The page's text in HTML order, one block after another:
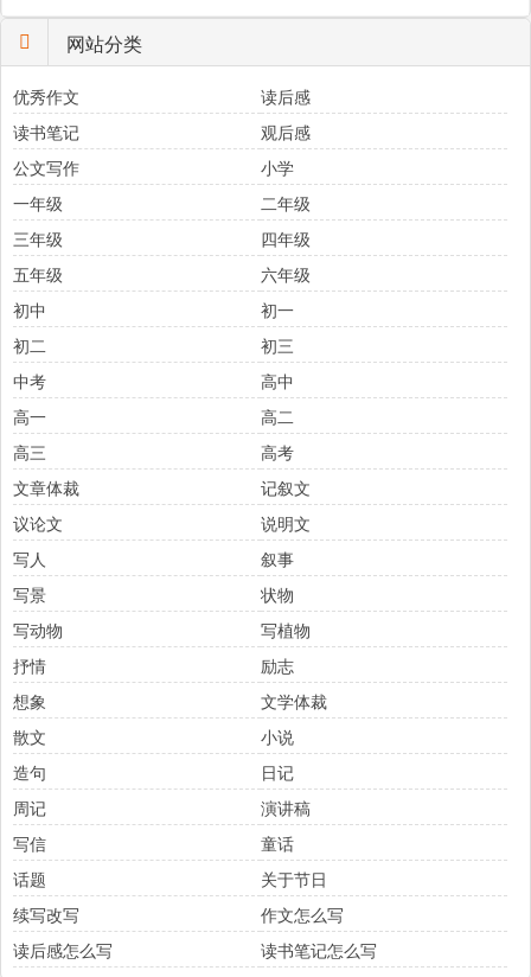
网站分类
优秀作文
读后感
读书笔记
观后感
公文写作
小学
一年级
二年级
三年级
四年级
五年级
六年级
初中
初一
初二
初三
中考
高中
高一
高二
高三
高考
文章体裁
记叙文
议论文
说明文
写人
叙事
写景
状物
写动物
写植物
抒情
励志
想象
文学体裁
散文
小说
造句
日记
周记
演讲稿
写信
童话
话题
关于节日
续写改写
作文怎么写
读后感怎么写
读书笔记怎么写